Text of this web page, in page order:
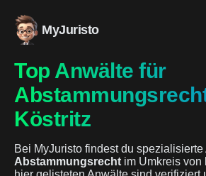
MyJuristo
Top Anwälte für
Köstritz
Bei MyJuristo findest du spezialisierte
Abstammungsrecht im Umkreis von